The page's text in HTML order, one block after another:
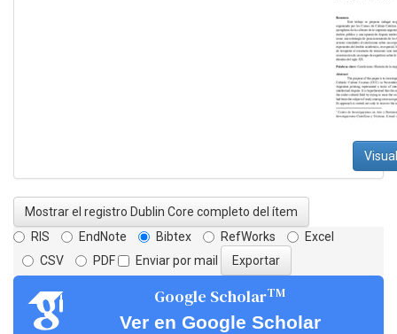
Mostrar el registro Dublin Core completo del ítem
RIS
EndNote Bibtex RefWorks
Excel
CSV
PDF Enviar por mail
Google ScholarTM
Ver en Google Scholar